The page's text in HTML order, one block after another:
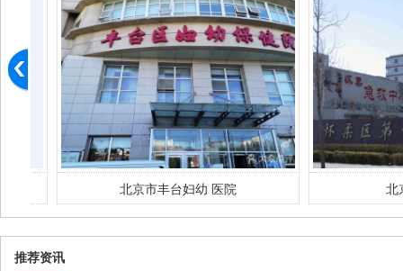
北京市丰台妇幼 医院 北京
推荐资讯